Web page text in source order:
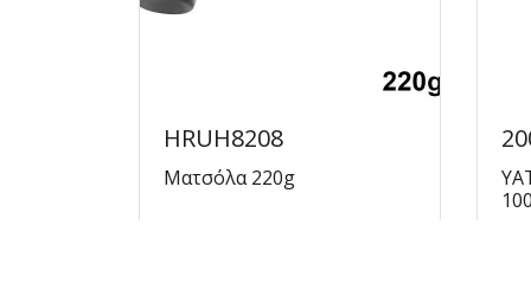
HRUH8208
Ματσόλα 220g